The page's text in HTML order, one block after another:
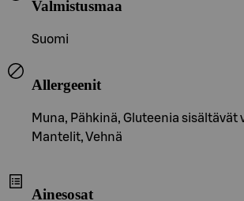
Valmistusmaa
Suomi
Allergeenit
Muna, Pähkinä, Gluteenia
Mantelit, Vehnä
Ainesosat